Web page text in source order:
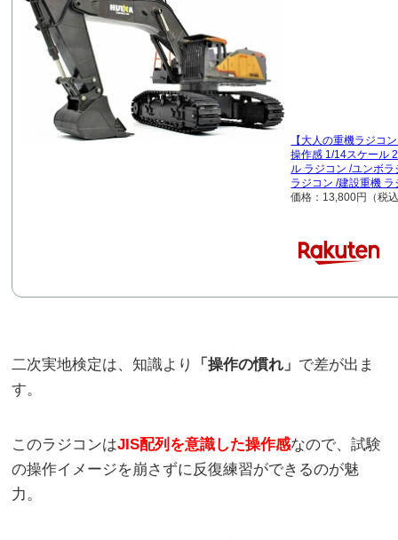
【大人の重機ラジコ
操作感 1/14スケール
ル ラジコン /ユンボ
ラジコン /建設重機
価格：13,800円（税
二次実地検定は、知識より 「操作の慣れ」 で差が出ま
す。
このラジコンはJIS配列を意識した操作感なので、試験
の操作イメージを崩さずに反復練習ができるのが魅
力。